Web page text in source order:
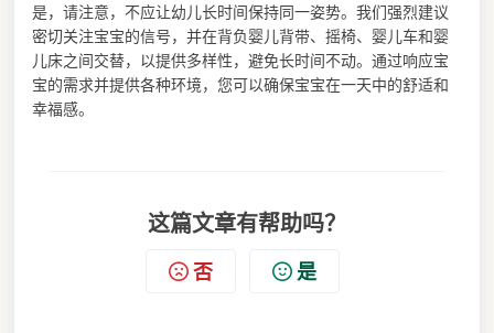
是，请注意，不应让幼儿长时间保持同一姿势。我们强烈建议
密切关注宝宝的信号，并在背负婴儿背带、摇椅、婴儿车和婴
儿床之间交替，以提供多样性，避免长时间不动。通过响应宝
宝的需求并提供各种环境，您可以确保宝宝在一天中的舒适和
幸福感。
这篇文章有帮助吗？
否 是